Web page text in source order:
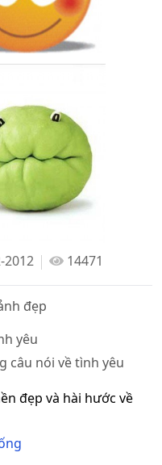
2012 14471
đẹp
yêu
câu nói về tình yêu
đẹp và hài hước về